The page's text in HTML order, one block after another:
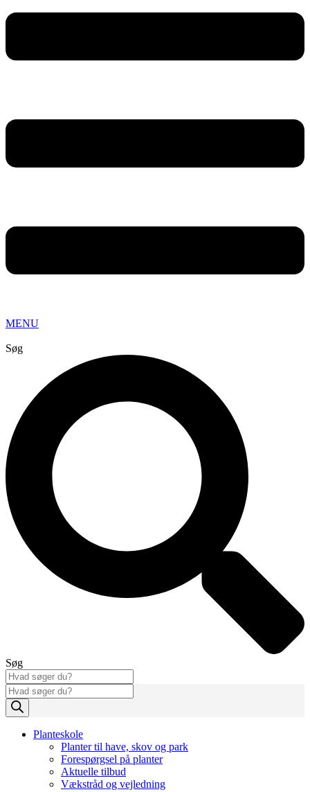
MENU
Søg
Søg
Products
search
Planteskole
Planter til have, skov og park
Forespørgsel på planter
Aktuelle tilbud
Vækstråd og vejledning